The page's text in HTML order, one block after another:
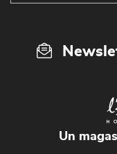
Un